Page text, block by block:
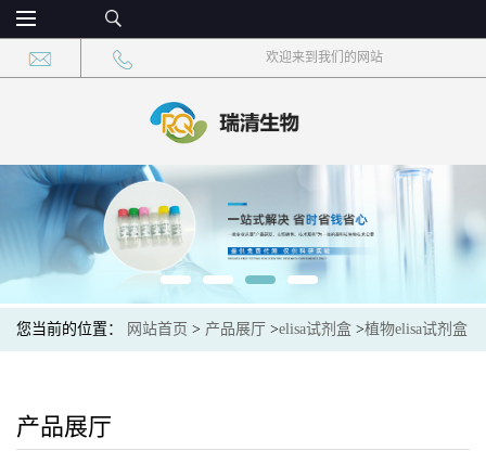
欢迎来到我们的网站
您当前的位置： 网站首页 > 产品展厅 >elisa试剂盒 >植物elisa试剂盒
产品展厅